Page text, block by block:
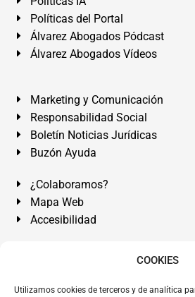
COOKIES
Utilizamos cookies de terceros y de analítica
Políticas del Portal
Álvarez Abogados Pódcast
Álvarez Abogados Vídeos
Marketing y Comunicación
Responsabilidad Social
Boletín Noticias Jurídicas
Buzón Ayuda
¿Colaboramos?
Mapa Web
Accesibilidad
Álvarez Abogados Tenerife:Calle
de Tenerife. Islas Canarias.